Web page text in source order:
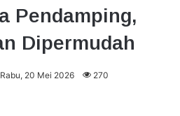
Pendamping,
Dipermudah
Rabu, 20 Mei 2026 270